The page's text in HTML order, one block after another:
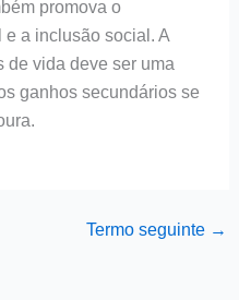
promova o
a inclusão social. A
de vida deve ser uma
ganhos secundários se
Termo seguinte →